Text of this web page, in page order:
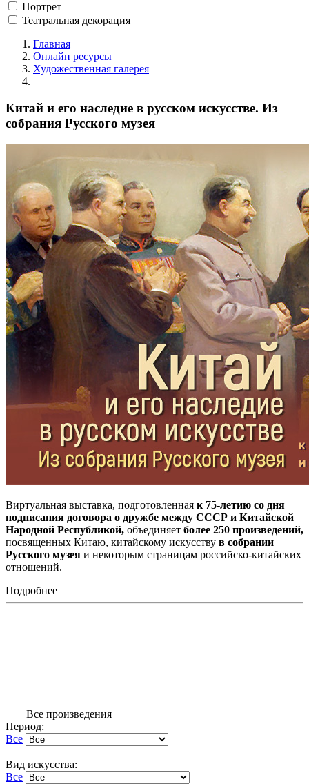
Портрет
Театральная декорация
Главная
Онлайн ресурсы
Художественная галерея
Китай и его наследие в русском искусстве. Из
собрания Русского музея
Виртуальная выставка, подготовленная к 75-летию со дня
подписания договора о дружбе между СССР и Китайской
Народной Республикой, объединяет более 250 произведений,
посвященных Китаю, китайскому искусству в собрании
Русского музея и некоторым страницам российско-китайских
отношений.
Подробнее
Все произведения
Период:
Все
Вид искусства:
Все